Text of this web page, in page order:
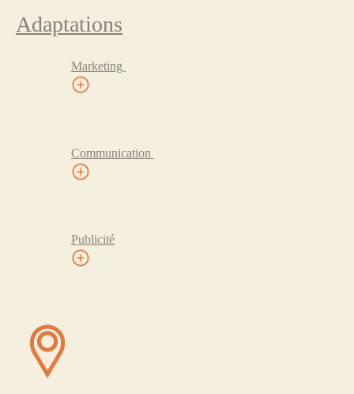
Adaptations
Marketing
Communication
Publicité